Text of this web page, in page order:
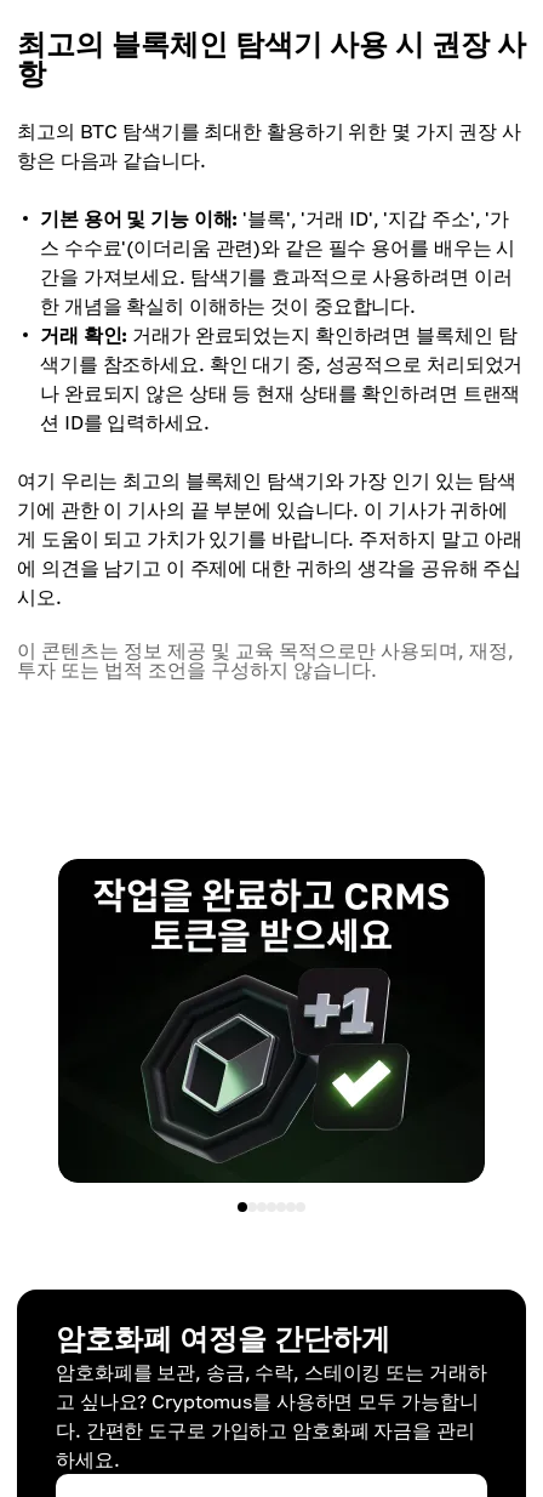
최고의 블록체인 탐색기 사용 시 권장 사
항
최고의 BTC 탐색기를 최대한 활용하기 위한 몇 가지 권장 사
항은 다음과 같습니다.
기본 용어 및 기능 이해: '블록', '거래 ID', '지갑 주소', '가
스 수수료'(이더리움 관련)와 같은 필수 용어를 배우는 시
간을 가져보세요. 탐색기를 효과적으로 사용하려면 이러
한 개념을 확실히 이해하는 것이 중요합니다.
거래 확인: 거래가 완료되었는지 확인하려면 블록체인 탐
색기를 참조하세요. 확인 대기 중, 성공적으로 처리되었거
나 완료되지 않은 상태 등 현재 상태를 확인하려면 트랜잭
션 ID를 입력하세요.
여기 우리는 최고의 블록체인 탐색기와 가장 인기 있는 탐색
기에 관한 이 기사의 끝 부분에 있습니다. 이 기사가 귀하에
게 도움이 되고 가치가 있기를 바랍니다. 주저하지 말고 아래
에 의견을 남기고 이 주제에 대한 귀하의 생각을 공유해 주십
시오.
이 콘텐츠는 정보 제공 및 교육 목적으로만 사용되며, 재정,
투자 또는 법적 조언을 구성하지 않습니다.
암호화폐 여정을 간단하게
암호화폐를 보관, 송금, 수락, 스테이킹 또는 거래하
고 싶나요? Cryptomus를 사용하면 모두 가능합니
다. 간편한 도구로 가입하고 암호화폐 자금을 관리
하세요.